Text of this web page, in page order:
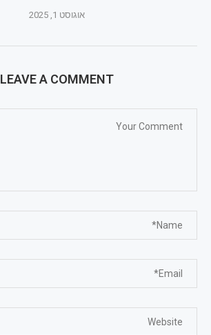
אוגוסט 1, 2025
LEAVE A COMMENT